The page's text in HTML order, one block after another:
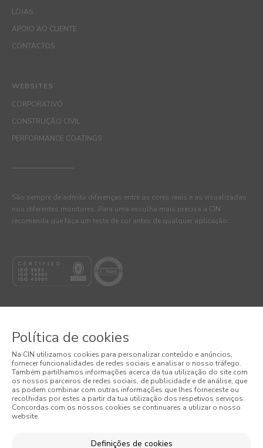
LOJAS
APOIO AO CLIENTE
CONTACTOS
WEBSITES
CORPORATIVO
CONSTRUÇÃO CIVIL
PERFORMANCE COATINGS
São sempre de admitir diferenças entre as cores reais e as visualizadas
nos diferentes monitores. Para uma escolha mais precisa a CIN
recomenda que faça um teste de cor antes de qualquer aplicação.
Termos e Condições
Política de Privacidade
Política de Cookies
Condições Gerais de Venda
Política de cookies
Na CIN utilizamos cookies para personalizar conteúdo e anúncios,
fornecer funcionalidades de redes sociais e analisar o nosso tráfego.
Também partilhamos informações acerca da tua utilização do site com
os nossos parceiros de redes sociais, de publicidade e de análise, que
as podem combinar com outras informações que lhes forneceste ou
recolhidas por estes a partir da tua utilização dos respetivos serviços.
Concordas com os nossos cookies se continuares a utilizar o nosso
website.
Definições de cookies